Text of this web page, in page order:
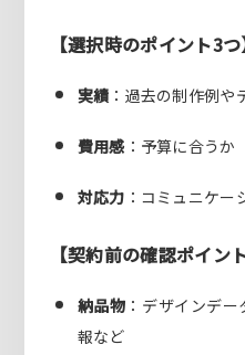
【選択時のポイント3つ
実績 ：過去の制作例や
費用感：予算に合うか
対応力 ：コミュニケ
【契約前の確認ポイン
納品物 ：デザインデ
報など